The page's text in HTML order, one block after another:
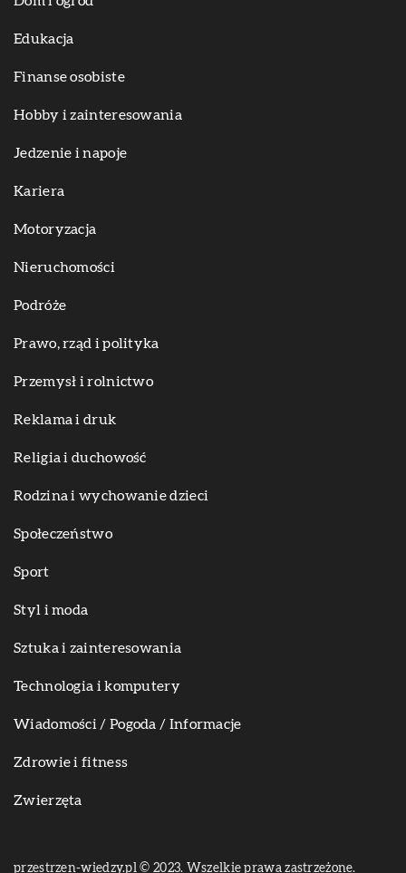
Edukacja
Finanse osobiste
Hobby i zainteresowania
Jedzenie i napoje
Kariera
Motoryzacja
Nieruchomości
Podróże
Prawo, rząd i polityka
Przemysł i rolnictwo
Reklama i druk
Religia i duchowość
Rodzina i wychowanie dzieci
Społeczeństwo
Sport
Styl i moda
Sztuka i zainteresowania
Technologia i komputery
Wiadomości / Pogoda / Informacje
Zdrowie i fitness
Zwierzęta
przestrzen-wiedzy.pl © 2023. Wszelkie prawa zastrzeżone.